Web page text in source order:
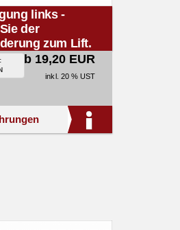
links -
der
zum Lift.
ab 19,20 EUR
inkl. 20 % UST